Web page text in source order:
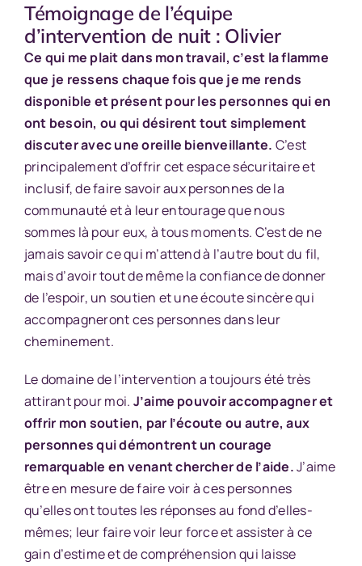
Témoignage de l’équipe
d’intervention de nuit : Olivier
Ce qui me plait dans mon travail, c’est la flamme
que je ressens chaque fois que je me rends
disponible et présent pour les personnes qui en
ont besoin, ou qui désirent tout simplement
discuter avec une oreille bienveillante. C’est
principalement d’offrir cet espace sécuritaire et
inclusif, de faire savoir aux personnes de la
communauté et à leur entourage que nous
sommes là pour eux, à tous moments. C’est de ne
jamais savoir ce qui m’attend à l’autre bout du fil,
mais d’avoir tout de même la confiance de donner
de l’espoir, un soutien et une écoute sincère qui
accompagneront ces personnes dans leur
cheminement.
Le domaine de l’intervention a toujours été très
attirant pour moi. J’aime pouvoir accompagner et
offrir mon soutien, par l’écoute ou autre, aux
personnes qui démontrent un courage
remarquable en venant chercher de l’aide.J’aime
être en mesure de faire voir à ces personnes
qu’elles ont toutes les réponses au fond d’elles-
mêmes; leur faire voir leur force et assister à ce
gain d’estime et de compréhension qui laisse